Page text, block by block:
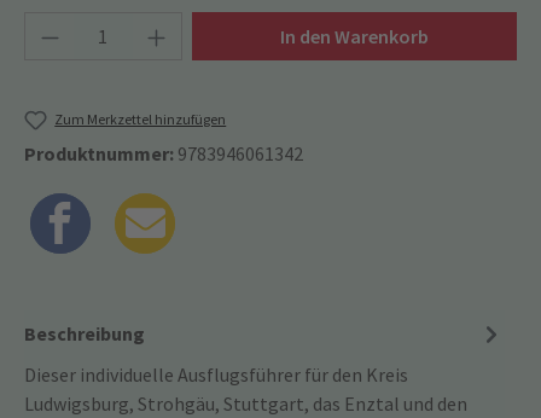
Produkt Anzahl: Gib den gewünschten Wert
In den Warenkorb
Zum Merkzettel hinzufügen
Produktnummer: 9783946061342
Beschreibung
Dieser individuelle Ausflugsführer für den Kreis
Ludwigsburg, Strohgäu, Stuttgart, das Enztal und den